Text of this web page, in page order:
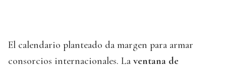
El calendario planteado da margen para armar
consorcios internacionales. La ventana de